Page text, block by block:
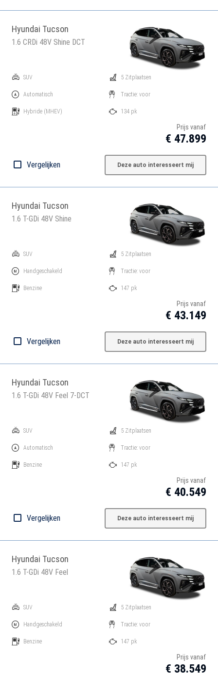
Hyundai Tucson
1.6 CRDi 48V Shine DCT
SUV
Automatisch
Hybride (MHEV)
5 Zitplaatsen
Tractie: voor
134 pk
Prijs vanaf
€ 47.899
Vergelijken Deze auto interesseert mij
Hyundai Tucson
1.6 T-GDi 48V Shine
SUV
Handgeschakeld
Benzine
5 Zitplaatsen
Tractie: voor
147 pk
Prijs vanaf
€ 43.149
Vergelijken Deze auto interesseert mij
Hyundai Tucson
1.6 T-GDi 48V Feel 7-DCT
SUV
Automatisch
Benzine
5 Zitplaatsen
Tractie: voor
147 pk
Prijs vanaf
€ 40.549
Vergelijken Deze auto interesseert mij
Hyundai Tucson
1.6 T-GDi 48V Feel
SUV
Handgeschakeld
Benzine
5 Zitplaatsen
Tractie: voor
147 pk
Prijs vanaf
€ 38.549